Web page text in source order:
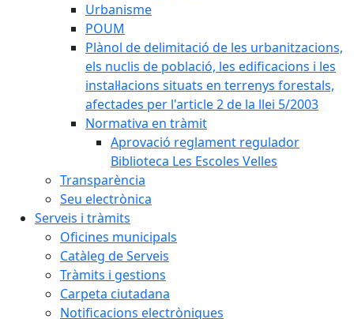
Urbanisme
POUM
Plànol de delimitació de les urbanitzacions,
els nuclis de població, les edificacions i les
instal·lacions situats en terrenys forestals,
afectades per l'article 2 de la llei 5/2003
Normativa en tràmit
Aprovació reglament regulador
Biblioteca Les Escoles Velles
Transparència
Seu electrònica
Serveis i tràmits
Oficines municipals
Catàleg de Serveis
Tràmits i gestions
Carpeta ciutadana
Notificacions electròniques